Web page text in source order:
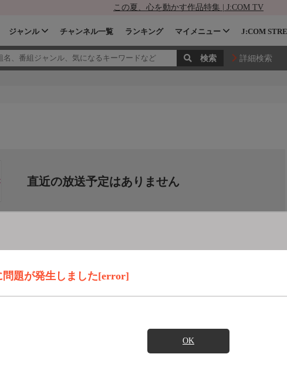
この夏、心を動かす作品特集 | J:COM TV
ジャンル チャンネル一覧 ランキング マイメニュー J:COM
詳細検索
問題が発生しました[error]
OK
直近の放送予定はありません